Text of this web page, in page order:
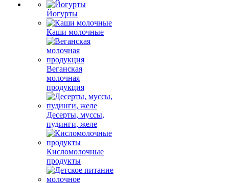
Йогурты
Каши молочные
Веганская
молочная
продукция
Десерты, муссы,
пудинги, желе
Кисломолочные
продукты